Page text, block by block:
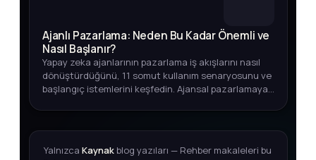
Ajanlı Pazarlama: Neden Bu Kadar Önemli ve
Nasıl Başlanır?
Yapay zeka ajanlarının pazarlama iş akışlarını nasıl
dönüştürdüğünü, 11 somut kullanım senaryosunu ve
başlangıç istemlerini keşfedin. Ajansal pazarlamaya
Yalnızca Kaynakblog yazıları — Rehber makaleleri bu